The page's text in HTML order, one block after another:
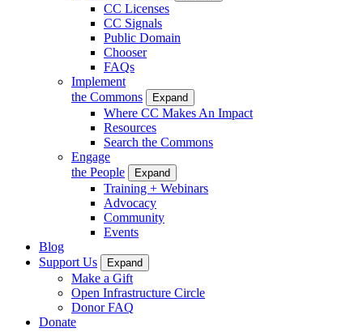
CC Licenses
CC Signals
Public Domain
Chooser
FAQs
Implement
the Commons
Expand
Where CC Makes An Impact
Resources
Search the Commons
Engage
the People
Expand
Training + Webinars
Advocacy
Community
Events
Blog
Support Us
Expand
Make a Gift
Open Infrastructure Circle
Donor FAQ
Donate